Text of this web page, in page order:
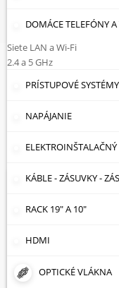
DOMÁCE TELEFÓNY
Siete LAN a Wi-Fi
2.4 a 5 GHz
PRÍSTUPOVÉ SYSTÉMY
NAPÁJANIE
KÁBLE - ZÁSUVKY -
RACK 19" A 10"
HDMI
OPTICKÉ VLÁKNA
Káble
Cena: vzostupne